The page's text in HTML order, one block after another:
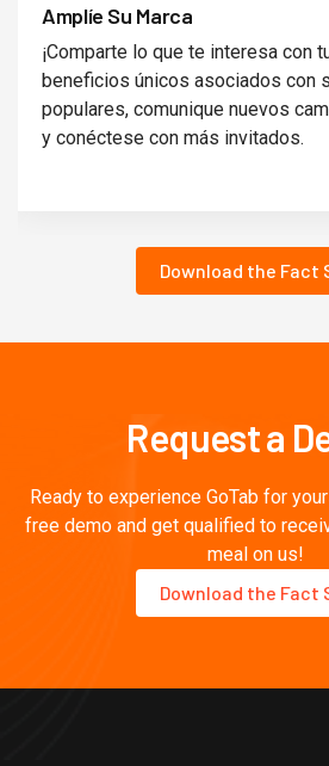
Amplíe Su Marca
¡Comparte lo que te interesa con
beneficios únicos asociados con
populares, comunique nuevos
y conéctese con más invitados.
Download the Fact
Request a
Ready to experience GoTab for
free demo and get qualified to
meal on us!
Download the Fact